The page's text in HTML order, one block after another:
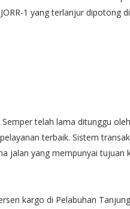
1 yang terlanjur dipotong
telah lama ditunggu
terbaik. Sistem
jalan yang mempunyai tujuan
kargo di Pelabuhan